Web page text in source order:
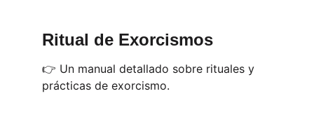
Ritual de Exorcismos
👉 Un manual detallado sobre rituales y
prácticas de exorcismo.